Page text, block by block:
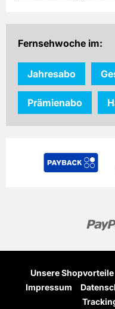
Fernsehwoche im:
Jahresabo
Prämienabo
Unsere Shopvorteile
Impressum